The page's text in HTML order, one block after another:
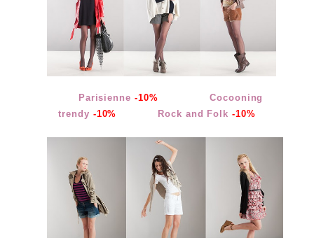
Parisienne -10%
Cocooning
trendy -10% Rock and Folk -10%